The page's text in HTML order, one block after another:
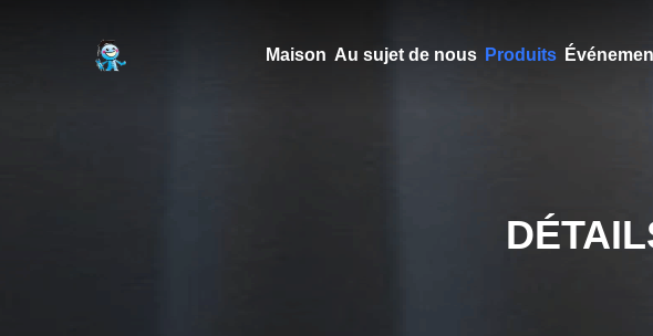
Maison Au sujet de nous Produits